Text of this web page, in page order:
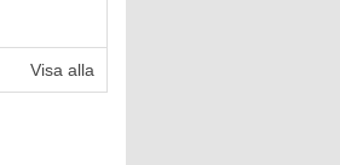
Visa alla